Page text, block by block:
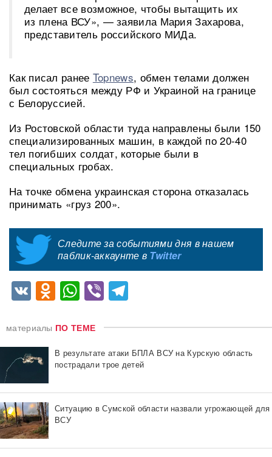
делает все возможное, чтобы вытащить их
из плена ВСУ», — заявила Мария Захарова,
представитель российского МИДа.
Как писал ранее Topnews, обмен телами должен
был состояться между РФ и Украиной на границе
с Белоруссией.
Из Ростовской области туда направлены были 150
специализированных машин, в каждой по 20-40
тел погибших солдат, которые были в
специальных гробах.
На точке обмена украинская сторона отказалась
принимать «груз 200».
Следите за событиями дня в нашем
паблик-аккаунте в Twitter
VKOdnoklassniki
WhatsApp
Viber
материалы ПО ТЕМЕ
В результате атаки БПЛА ВСУ на Курскую область
пострадали трое детей
Ситуацию в Сумской области назвали угрожающей для
ВСУ